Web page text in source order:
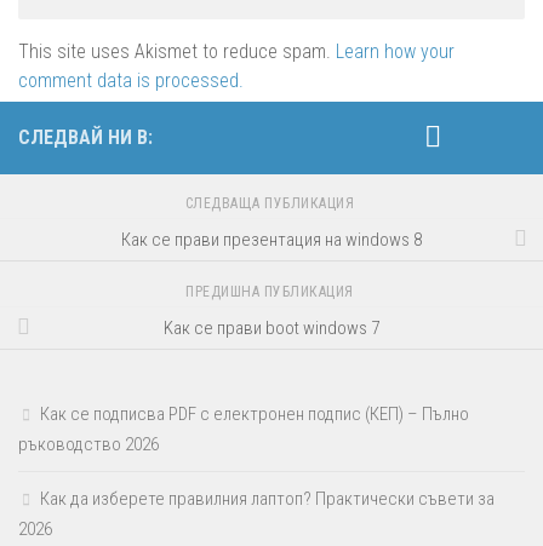
This site uses Akismet to reduce spam. Learn how your
comment data is processed.
СЛЕДВАЙ НИ В:
СЛЕДВАЩА ПУБЛИКАЦИЯ
Как се прави презентация на windows 8
ПРЕДИШНА ПУБЛИКАЦИЯ
Kак се прави boot windows 7
Как се подписва PDF с електронен подпис (КЕП) – Пълно
ръководство 2026
Как да изберете правилния лаптоп? Практически съвети за
2026